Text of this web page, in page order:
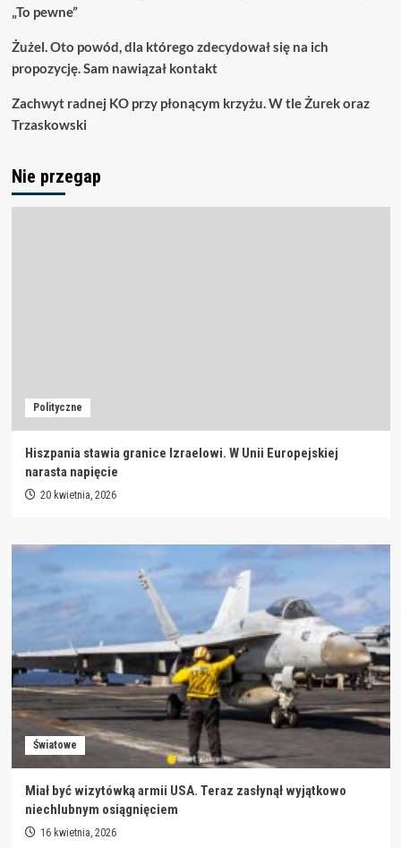
„To pewne”
Żużel. Oto powód, dla którego zdecydował się na ich
propozycję. Sam nawiązał kontakt
Zachwyt radnej KO przy płonącym krzyżu. W tle Żurek oraz
Trzaskowski
Nie przegap
Polityczne
Hiszpania stawia granice Izraelowi. W Unii Europejskiej
narasta napięcie
20 kwietnia, 2026
Światowe
Miał być wizytówką armii USA. Teraz zasłynął wyjątkowo
niechlubnym osiągnięciem
16 kwietnia, 2026